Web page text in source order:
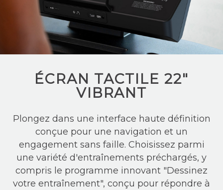
ÉCRAN TACTILE 22″
VIBRANT
Plongez dans une interface haute définition
conçue pour une navigation et un
engagement sans faille. Choisissez parmi
une variété d'entraînements préchargés, y
compris le programme innovant "Dessinez
votre entraînement", conçu pour répondre à